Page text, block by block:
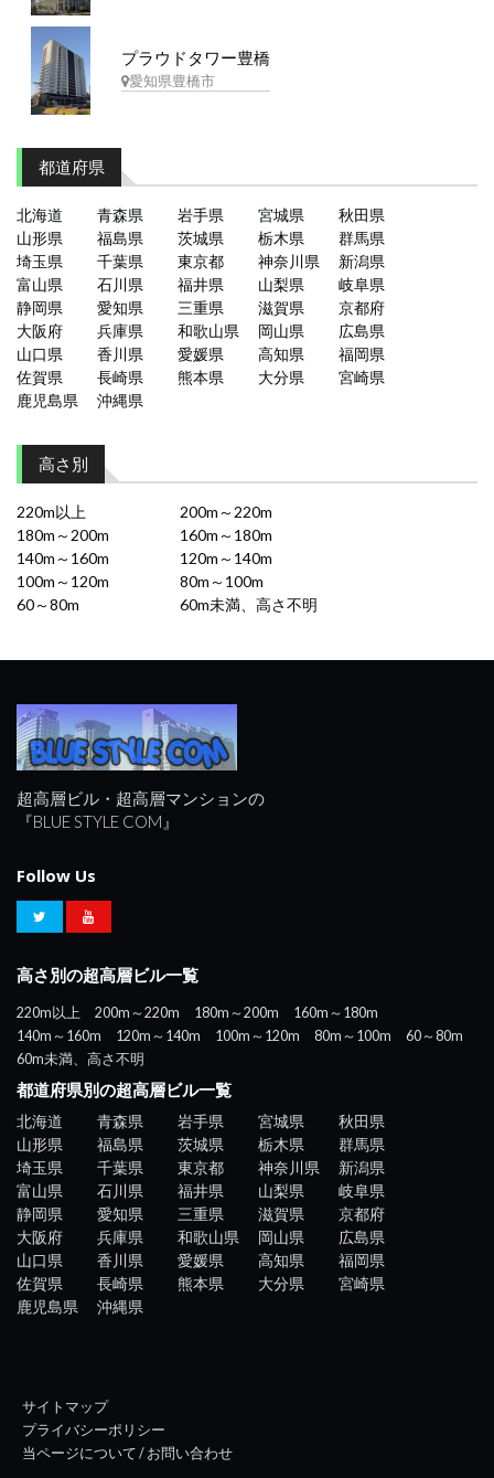
プラウドタワー豊橋
愛知県豊橋市
都道府県
北海道 青森県 岩手県 宮城県
秋田県
山形県
福島県 茨城県 栃木県
群馬県
埼玉県
千葉県 東京都 神奈川県
新潟県
富山県
石川県 福井県 山梨県
岐阜県
静岡県
愛知県 三重県 滋賀県
京都府
大阪府
兵庫県 和歌山県 岡山県
広島県
山口県
香川県 愛媛県 高知県
福岡県
佐賀県
長崎県 熊本県 大分県
宮崎県
鹿児島県
沖縄県
高さ別
220m以上
200m～220m
180m～200m
160m～180m
140m～160m
120m～140m
100m～120m
80m～100m
60～80m
60m未満、高さ不明
超高層ビル・超高層マンションの
『BLUE STYLE COM』
Follow Us
高さ別の超高層ビル一覧
220m以上 200m～220m 180m～200m
160m～180m
140m～160m
120m～140m 100m～120m 80m～100m
60～80m
60m未満、高さ不明
都道府県別の超高層ビル一覧
北海道 青森県 岩手県 宮城県
秋田県
山形県
福島県 茨城県 栃木県
群馬県
埼玉県
千葉県 東京都 神奈川県
新潟県
富山県
石川県 福井県 山梨県
岐阜県
静岡県
愛知県 三重県 滋賀県
京都府
大阪府
兵庫県 和歌山県 岡山県
広島県
山口県
香川県 愛媛県 高知県
福岡県
佐賀県
長崎県 熊本県 大分県
宮崎県
鹿児島県
沖縄県
サイトマップ
プライバシーポリシー
当ページについて / お問い合わせ